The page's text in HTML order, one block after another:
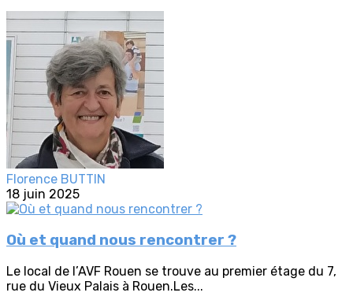
Florence BUTTIN
18 juin 2025
Où et quand nous rencontrer ?
Le local de l’AVF Rouen se trouve au premier étage du 7,
rue du Vieux Palais à Rouen.Les...